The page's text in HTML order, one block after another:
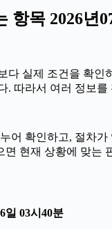
목 2026년
실제 조건을 확
. 따라서 여러 정보
어 확인하고, 절차
현재 상황에 맞는
일 03시40분